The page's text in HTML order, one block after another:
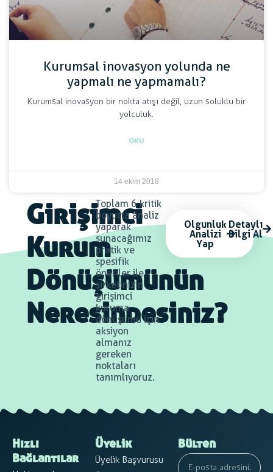
Kurumsal inovasyon yolunda ne
yapmalı ne yapmamalı?
Kurumsal inovasyon bir nokta atışı değil, uzun soluklu bir
yolculuk.
OKU
14 ekim 2018
Girişimci
Kurum
Dönüşümünün
Neresindesiniz?
Toplam 6 kritik
boyutta analiz
yaparak
sunacağımız
pratik ve
spesifik
öneriler ile
şirketinizin
girişimci
kuruma
dönüşümü için
aksiyon
almanız
gereken
noktaları
tanımlıyoruz.
Olgunluk
Analizi
Yap
Detaylı
Bilgi Al
Hızlı
Bağlantılar
Üyelik
Üyelik Başvurusu
Bülten